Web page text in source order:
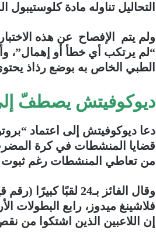
التحاليل تناوله مادة
ولم يتم الإفصاح عن هذه
“لم يرتكب أي خطأ أو إهمال”،
الطبي الخاص به بوضع رذاذ
ديوكوفيتش يصطفّ
دعا ديوكوفيتش إلى اعتماد
قضايا المنشطات في كرة
من تعاطي المنشطات رغم ثبوت
وقال الفائز بـ24
فلاشينغ ميدوز، رابع البطولات
إن اللاعبين الذين اشتكوا من